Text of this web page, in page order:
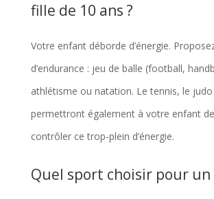
fille de 10 ans ?
Votre enfant déborde d’énergie.
d’endurance : jeu de balle (football,
athlétisme ou natation. Le tennis, le judo
permettront également à votre enfant
contrôler ce trop-plein d’énergie.
Quel sport choisir pour un